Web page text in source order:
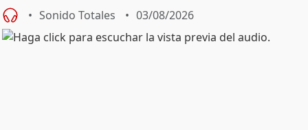
Sonido Totales 03/08/2026